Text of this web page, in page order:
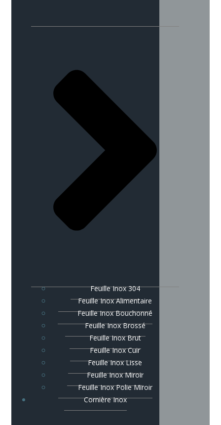
Feuille Inox 304
Feuille Inox Alimentaire
Feuille Inox Bouchonné
Feuille Inox Brossé
Feuille Inox Brut
Feuille Inox Cuir
Feuille Inox Lisse
Feuille Inox Miroir
Feuille Inox Polie Miroir
Cornière Inox